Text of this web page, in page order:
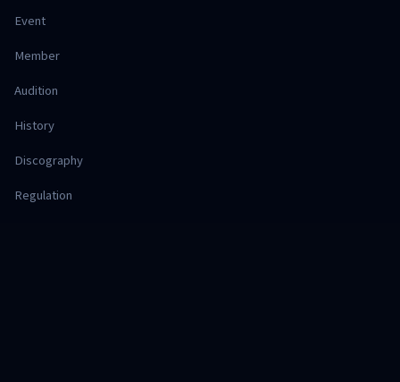
Event
Member
Audition
History
Discography
Regulation